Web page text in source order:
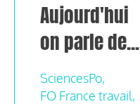
Aujourd'hui
on parle de...
SciencesPo,
FO France travail,